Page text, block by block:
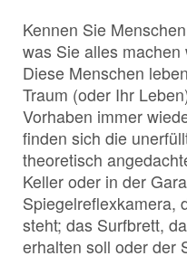
Kennen Sie
was Sie alles
Diese Menschen
Traum (oder Ihr
Vorhaben immer
finden sich die
theoretisch
Keller oder in der
Spiegelreflexkamera,
steht; das Surfbrett,
erhalten soll oder der